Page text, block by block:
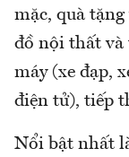
mặc, quà
đồ nội thất và
máy (xe đạp,
điện tử), tiếp
Nổi bật nhất